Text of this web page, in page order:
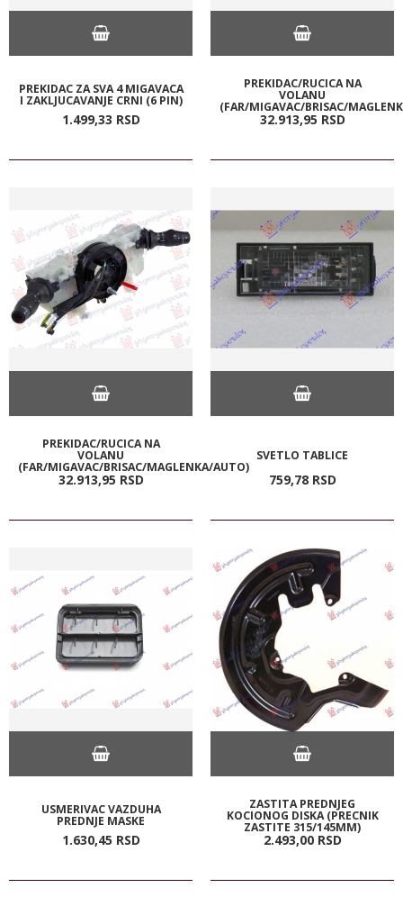
PREKIDAC ZA SVA 4 MIGAVACA
I ZAKLJUCAVANJE CRNI (6 PIN)
1.499,33 RSD
PREKIDAC/RUCICA NA
VOLANU
(FAR/MIGAVAC/BRISAC/
32.913,95 RSD
PREKIDAC/RUCICA NA
VOLANU
(FAR/MIGAVAC/BRISAC/MAGLENKA/AUTO)
32.913,95 RSD
SVETLO TABLICE
759,78 RSD
USMERIVAC VAZDUHA
PREDNJE MASKE
1.630,45 RSD
ZASTITA PREDNJEG
KOCIONOG DISKA (PRECNIK
ZASTITE 315/145MM)
2.493,00 RSD